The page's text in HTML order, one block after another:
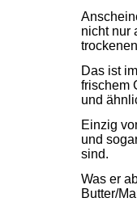
nicht nur
Das ist
frischem
und
Einzig
und
sind.
Was er
Butter/